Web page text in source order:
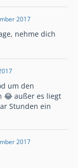
2017
nehme dich
um den
😂 außer es liegt
Stunden ein
2017